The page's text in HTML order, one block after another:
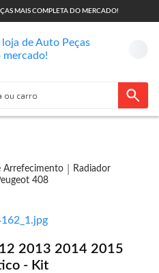
MAIS COMPLETA DO MERCADO!
Arrefecimento
Radiador
408
2013 2014 2015
- Kit